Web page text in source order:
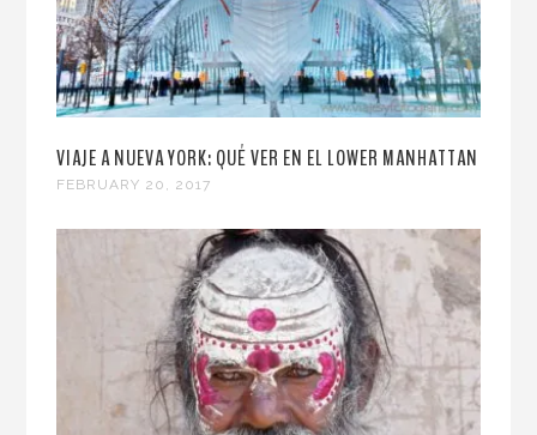
VIAJE A NUEVA YORK: QUÉ VER EN EL LOWER MANHATTAN
FEBRUARY 20, 2017